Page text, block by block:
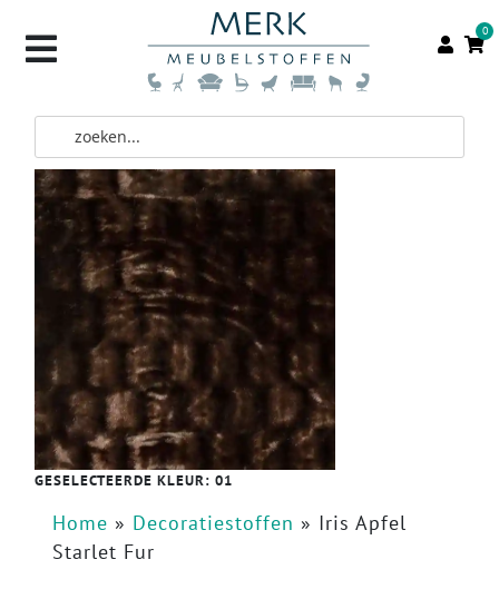
0
GESELECTEERDE KLEUR: 01
Home » Decoratiestoffen » Iris Apfel
Starlet Fur